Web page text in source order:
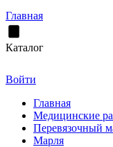
Главная
Каталог
Войти
Главная
Медицинские
Перевязочный
Марля